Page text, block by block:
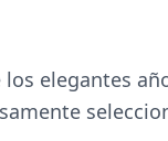
elegantes